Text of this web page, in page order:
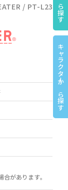
/ PT-L23
があります。
キャラクターから探す